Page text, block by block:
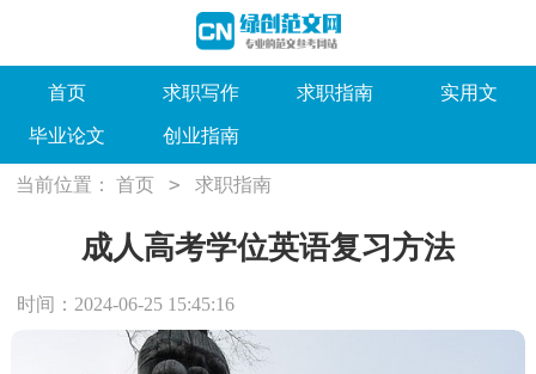
首页 求职写作 求职指南 实用文
毕业论文 创业指南
当前位置： 首页 > 求职指南
成人高考学位英语复习方法
时间：2024-06-25 15:45:16